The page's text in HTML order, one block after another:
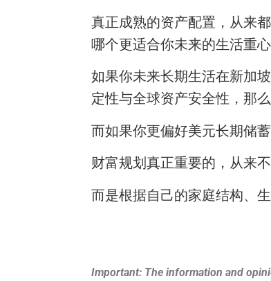
真正成熟的资产配置，从来
哪个更适合你未来的生活重心
如果你未来长期生活在新加
定性与全球资产安全性，那
而如果你更偏好美元长期储
财富规划真正重要的，从来不
而是根据自己的家庭结构、
Important: The information and